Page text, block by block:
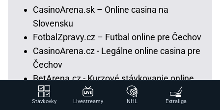
CasinoArena.sk – Online casina na
Slovensku
FotbalZpravy.cz – Futbal online pre Čechov
CasinoArena.cz - Legálne online casina pre
Čechov
BetArena.cz - Kurzové stávkovanie online
pre Čechov
Fight-Live.cz - MMA a bojové športy online
Stávkovky Livestreamy NHL Extraliga